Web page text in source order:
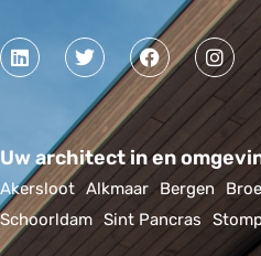
Uw architect in en
Akersloot Alkmaar Bergen
Schoorldam Sint Pancras